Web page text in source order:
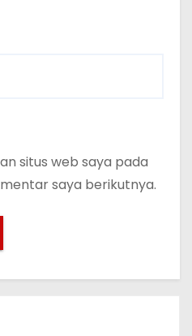
situs web saya pada
saya berikutnya.